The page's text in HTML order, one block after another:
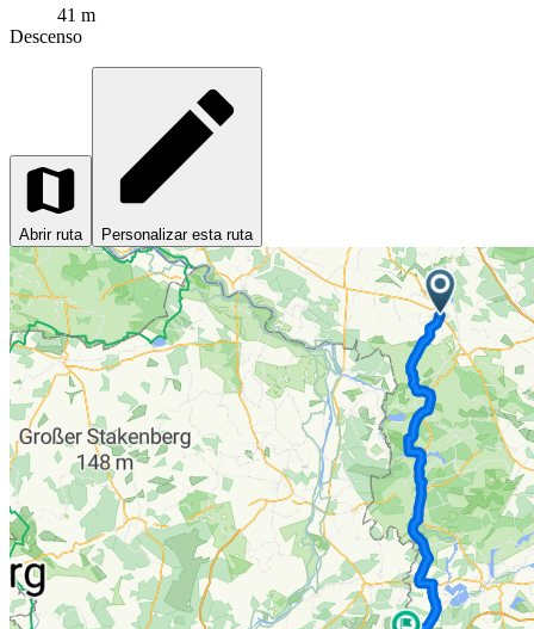
41 m
Descenso
Abrir ruta Personalizar esta ruta